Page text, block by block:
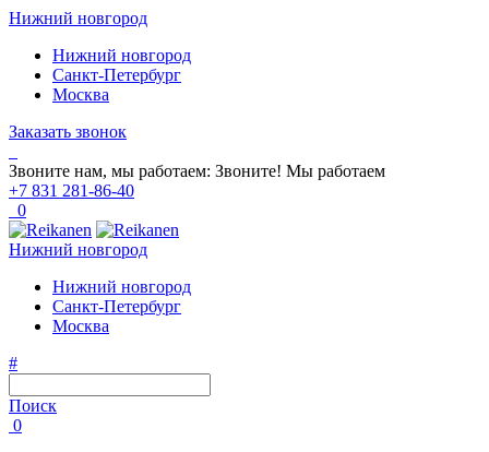
Нижний новгород
Нижний новгород
Санкт-Петербург
Москва
Заказать звонок
Звоните нам, мы работаем: Звоните! Мы работаем
+7 831 281-86-40
0
Нижний новгород
Нижний новгород
Санкт-Петербург
Москва
#
Поиск
0